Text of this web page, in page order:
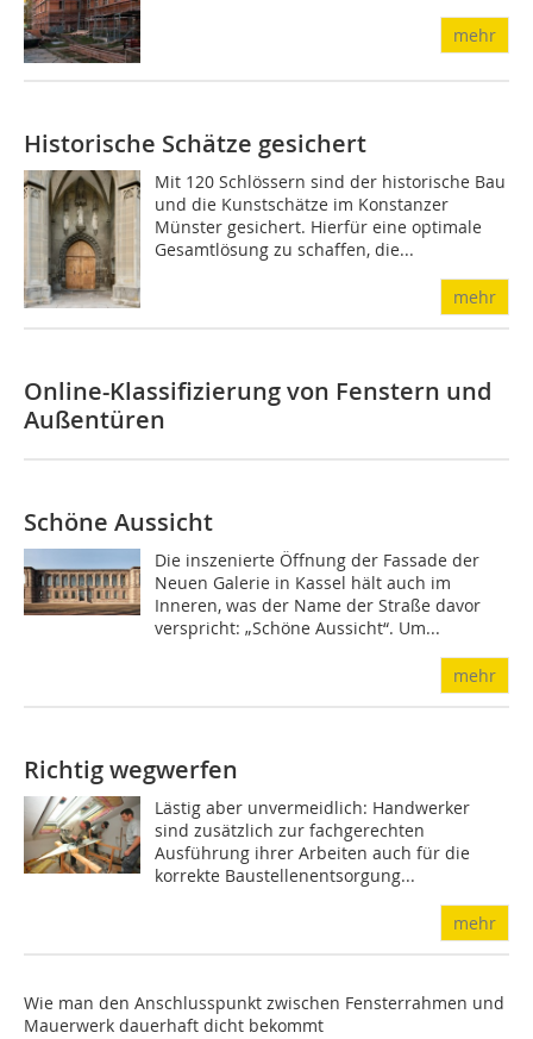
mehr
Historische Schätze gesichert
Mit 120 Schlössern sind der historische Bau
und die Kunstschätze im Konstanzer
Münster gesichert. Hierfür eine optimale
Gesamtlösung zu schaffen, die...
mehr
Online-Klassifizierung von Fenstern und
Außentüren
Schöne Aussicht
Die inszenierte Öffnung der Fassade der
Neuen Galerie in Kassel hält auch im
Inneren, was der Name der Straße davor
verspricht: „Schöne Aussicht“. Um...
mehr
Richtig wegwerfen
Lästig aber unvermeidlich: Handwerker
sind zusätzlich zur fachgerechten
Ausführung ihrer Arbeiten auch für die
korrekte Baustellenentsorgung...
mehr
Wie man den Anschlusspunkt zwischen Fensterrahmen und
Mauerwerk dauerhaft dicht bekommt